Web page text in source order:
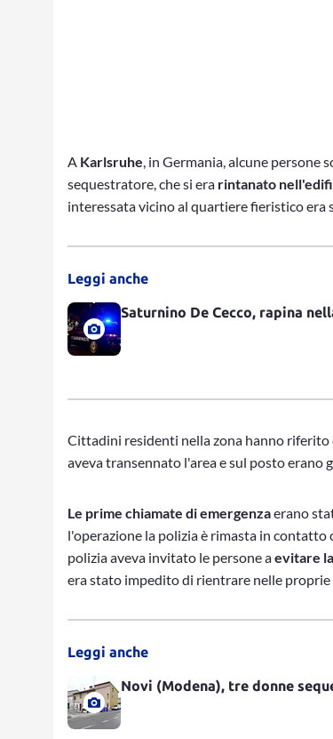
A Karlsruhe, in Germania, alcune persone
sequestratore, che si era rintanato
interessata vicino al quartiere fieristico era
Leggi anche
Saturnino De Cecco, rapina
Cittadini residenti nella zona hanno riferito
aveva transennato l'area e sul posto erano
Le prime chiamate di emergenzaerano
l'operazione la polizia è rimasta in
polizia aveva invitato le persone aevitare
era stato impedito di rientrare nelle
Leggi anche
Novi (Modena), tre donne